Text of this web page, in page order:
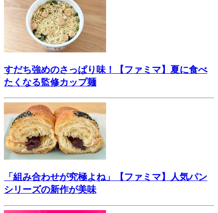
すだち強めのさっぱり味！【ファミマ】夏に食べ
たくなる監修カップ麺
「組み合わせが究極よね」【ファミマ】人気パン
シリーズの新作が美味